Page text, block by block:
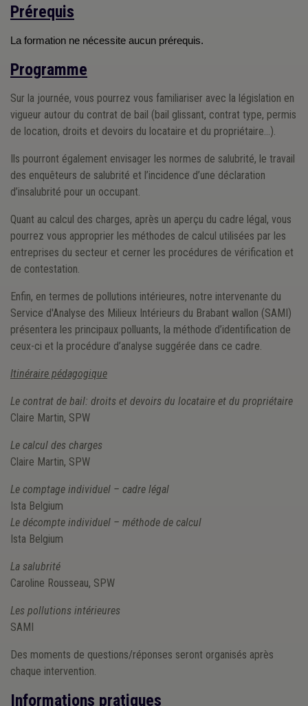
Prérequis
La formation ne nécessite aucun prérequis.
Programme
Sur la journée, vous pourrez vous familiariser avec la législation en
vigueur autour du contrat de bail (bail glissant, contrat type, permis
de location, droits et devoirs du locataire et du propriétaire…).
Ils pourront également envisager les normes de salubrité, le travail
des enquêteurs de salubrité et l’incidence d’une déclaration
d’insalubrité pour un occupant.
Quant au calcul des charges, après un aperçu du cadre légal, vous
pourrez vous approprier les méthodes de calcul utilisées par les
entreprises du secteur et cerner les procédures de vérification et
de contestation.
Enfin, en termes de pollutions intérieures, notre intervenante du
Service d'Analyse des Milieux Intérieurs du Brabant wallon (SAMI)
présentera les principaux polluants, la méthode d’identification de
ceux-ci et la procédure d’analyse suggérée dans ce cadre.
Itinéraire pédagogique
Le contrat de bail: droits et devoirs du locataire et du propriétaire
Claire Martin, SPW
Le calcul des charges
Claire Martin, SPW
Le comptage individuel – cadre légal
Ista Belgium
Le décompte individuel – méthode de calcul
Ista Belgium
La salubrité
Caroline Rousseau, SPW
Les pollutions intérieures
SAMI
Des moments de questions/réponses seront organisés après
chaque intervention.
Informations pratiques